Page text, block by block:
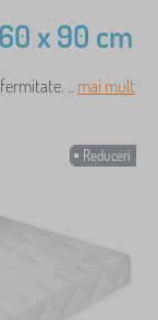
x 90 cm
.. mai mult
Reduceri